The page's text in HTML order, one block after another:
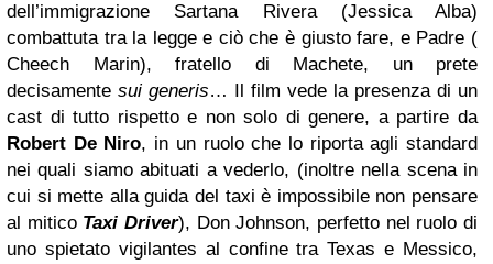
dell’immigrazione Sartana Rivera (Jessica Alba)
combattuta tra la legge e ciò che è giusto fare, e Padre (
Cheech Marin), fratello di Machete, un prete
decisamente sui generis… Il film vede la presenza di un
cast di tutto rispetto e non solo di genere, a partire da
Robert De Niro, in un ruolo che lo riporta agli standard
nei quali siamo abituati a vederlo, (inoltre nella scena in
cui si mette alla guida del taxi è impossibile non pensare
al mitico Taxi Driver), Don Johnson, perfetto nel ruolo di
uno spietato vigilantes al confine tra Texas e Messico,